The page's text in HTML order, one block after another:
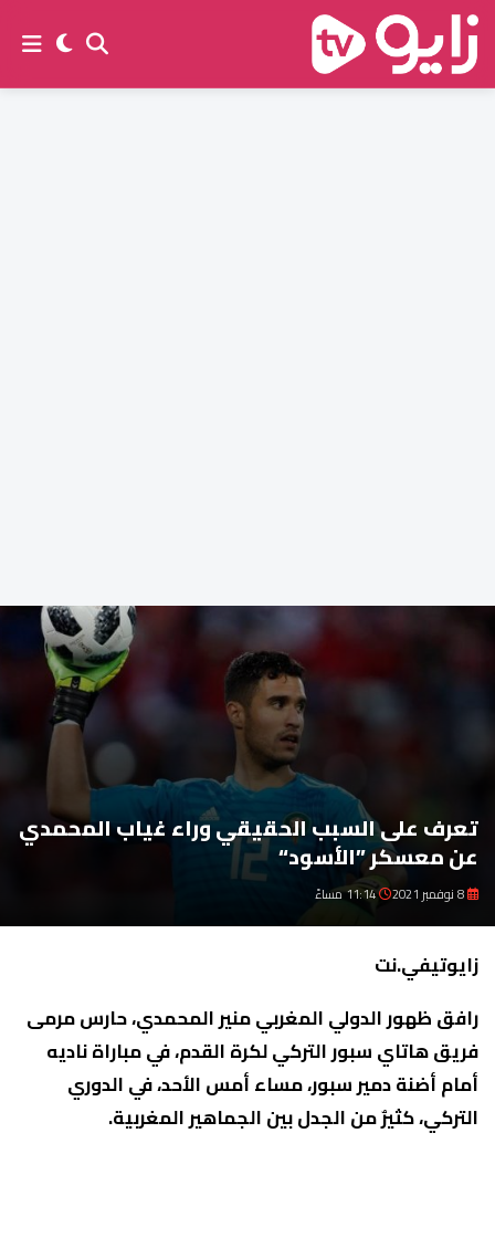
تعرف على السبب الحقيقي وراء غياب المحمدي
عن معسكر ”الأسود“
11:14 مساءً
زايوتيفي.نت
رافق ظهور الدولي المغربي منير المحمدي، حارس مرمى
فريق هاتاي سبور التركي لكرة القدم، في مباراة ناديه
أمام أضنة دمير سبور، مساء أمس الأحد، في الدوري
التركي، كثيرٌ من الجدل بين الجماهير المغربية.